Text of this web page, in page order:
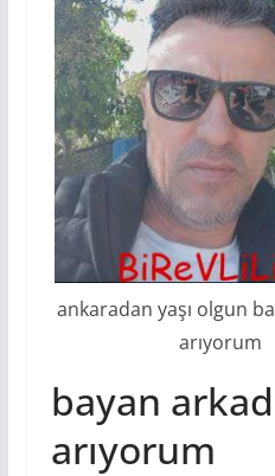
ankaradan yaşı olgun
arıyorum
bayan
arıyorum